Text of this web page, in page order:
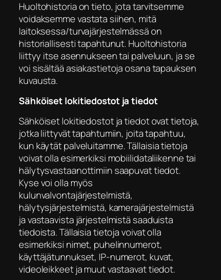
Huoltohistoria on tieto, jota tarvitsemme
voidaksemme vastata siihen, mitä
laitoksessa/turvajärjestelmässä on
historiallisesti tapahtunut. Huoltohistoria
liittyy itse asennukseen tai palveluun, ja se
voi sisältää asiakastietoja osana tapauksen
kuvausta.
Sähköiset lokitiedostot ja tiedot
Sähköiset lokitiedostot ja tiedot ovat tietoja,
jotka liittyvät tapahtumiin, joita tapahtuu,
kun käytät palveluitamme. Tällaisia tietoja
voivat olla esimerkiksi mobiilidataliikenne tai
hälytysvastaanottimiin saapuvat tiedot.
Kyse voi olla myös
kulunvalvontajärjestelmistä,
hälytysjärjestelmistä, kamerajärjestelmistä
ja vastaavista järjestelmistä saaduista
tiedoista. Tällaisia tietoja voivat olla
esimerkiksi nimet, puhelinnumerot,
käyttäjätunnukset, IP-numerot, kuvat,
videoleikkeet ja muut vastaavat tiedot.